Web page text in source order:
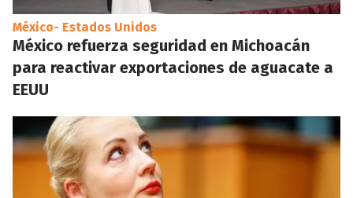
México- Estados Unidos
México refuerza seguridad en Michoacán
para reactivar exportaciones de aguacate a
EEUU